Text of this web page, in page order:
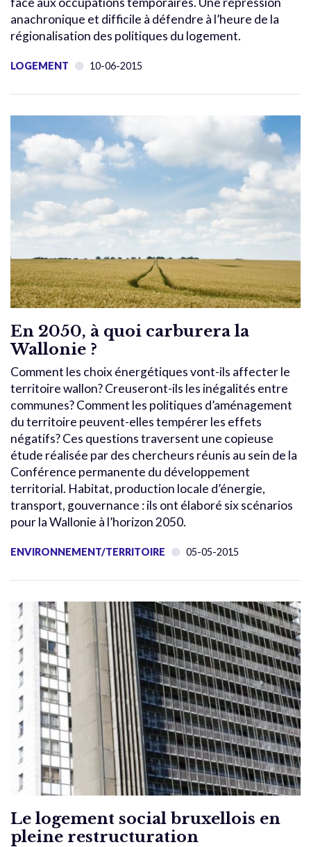
anachronique et difficile à défendre à l’heure de la
régionalisation des politiques du logement.
LOGEMENT 10-06-2015
En 2050, à quoi carburera la
Wallonie ?
Comment les choix énergétiques vont-ils affecter le
territoire wallon? Creuseront-ils les inégalités entre
communes? Comment les politiques d’aménagement
du territoire peuvent-elles tempérer les effets
négatifs? Ces questions traversent une copieuse
étude réalisée par des chercheurs réunis au sein de la
Conférence permanente du développement
territorial. Habitat, production locale d’énergie,
transport, gouvernance : ils ont élaboré six scénarios
pour la Wallonie à l’horizon 2050.
ENVIRONNEMENT/TERRITOIRE 05-05-2015
Le logement social bruxellois en
pleine restructuration